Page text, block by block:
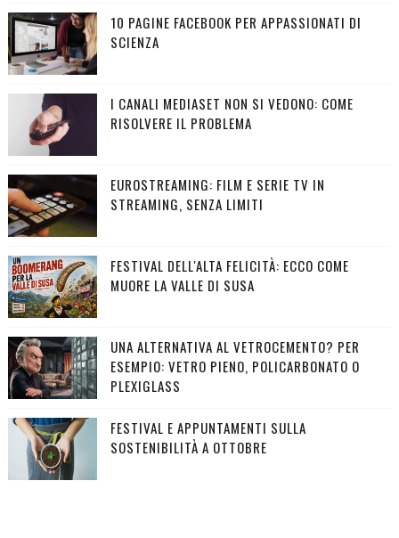
10 PAGINE FACEBOOK PER APPASSIONATI DI
SCIENZA
I CANALI MEDIASET NON SI VEDONO: COME
RISOLVERE IL PROBLEMA
EUROSTREAMING: FILM E SERIE TV IN
STREAMING, SENZA LIMITI
FESTIVAL DELL'ALTA FELICITÀ: ECCO COME
MUORE LA VALLE DI SUSA
UNA ALTERNATIVA AL VETROCEMENTO? PER
ESEMPIO: VETRO PIENO, POLICARBONATO O
PLEXIGLASS
FESTIVAL E APPUNTAMENTI SULLA
SOSTENIBILITÀ A OTTOBRE